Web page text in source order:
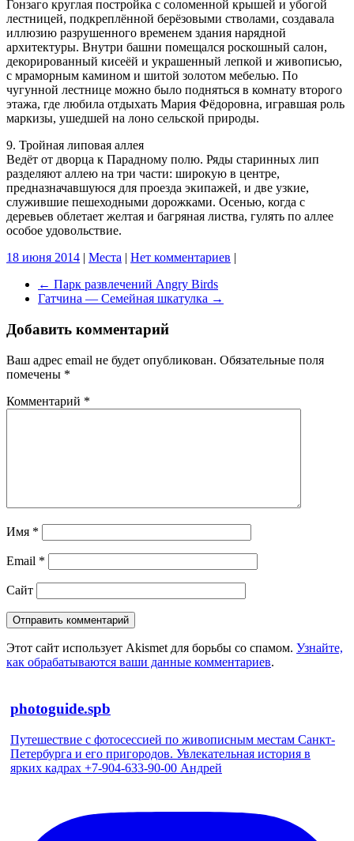
Гонзаго круглая постройка с соломенной крышей и убогой
лестницей, подкреплённой берёзовыми стволами, создавала
иллюзию разрушенного временем здания нарядной
архитектуры. Внутри башни помещался роскошный салон,
декорированный кисеёй и украшенный лепкой и живописью,
с мраморным камином и шитой золотом мебелью. По
чугунной лестнице можно было подняться в комнату второго
этажа, где любила отдыхать Мария Фёдоровна, игравшая роль
маркизы, ушедшей на лоно сельской природы.
9. Тройная липовая аллея
Ведёт от дворца к Парадному полю. Ряды старинных лип
разделяют аллею на три части: широкую в центре,
предназначавшуюся для проезда экипажей, и две узкие,
служившие пешеходными дорожками. Осенью, когда с
деревьев облетает желтая и багряная листва, гулять по аллее
особое удовольствие.
18 июня 2014 | Места | Нет комментариев |
← Парк развлечений Angry Birds
Гатчина — Семейная шкатулка →
Добавить комментарий
Ваш адрес email не будет опубликован. Обязательные поля
помечены *
Комментарий *
Имя *
Email *
Сайт
Этот сайт использует Akismet для борьбы со спамом. Узнайте,
как обрабатываются ваши данные комментариев.
photoguide.spb
Путешествие с фотосессией по живописным местам Санкт-
Петербурга и его пригородов. Увлекательная история в
ярких кадрах +7-904-633-90-00 Андрей